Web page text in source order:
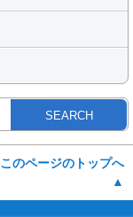
SEARCH
このページのトップへ
▲